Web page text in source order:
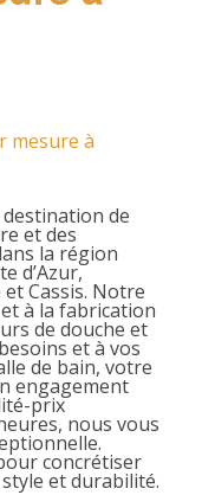
mesure à
de
et des
la région
d’Azur,
Cassis. Notre
à la fabrication
de douche et
et à vos
de bain, votre
engagement
prix
nous vous
concrétiser
et durabilité.